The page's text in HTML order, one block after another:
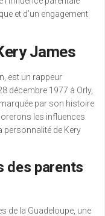
et d’un engagement
James
est un rappeur
décembre 1977 à Orly,
par son histoire
les influences
personnalité de Kery
des parents
de la Guadeloupe, une